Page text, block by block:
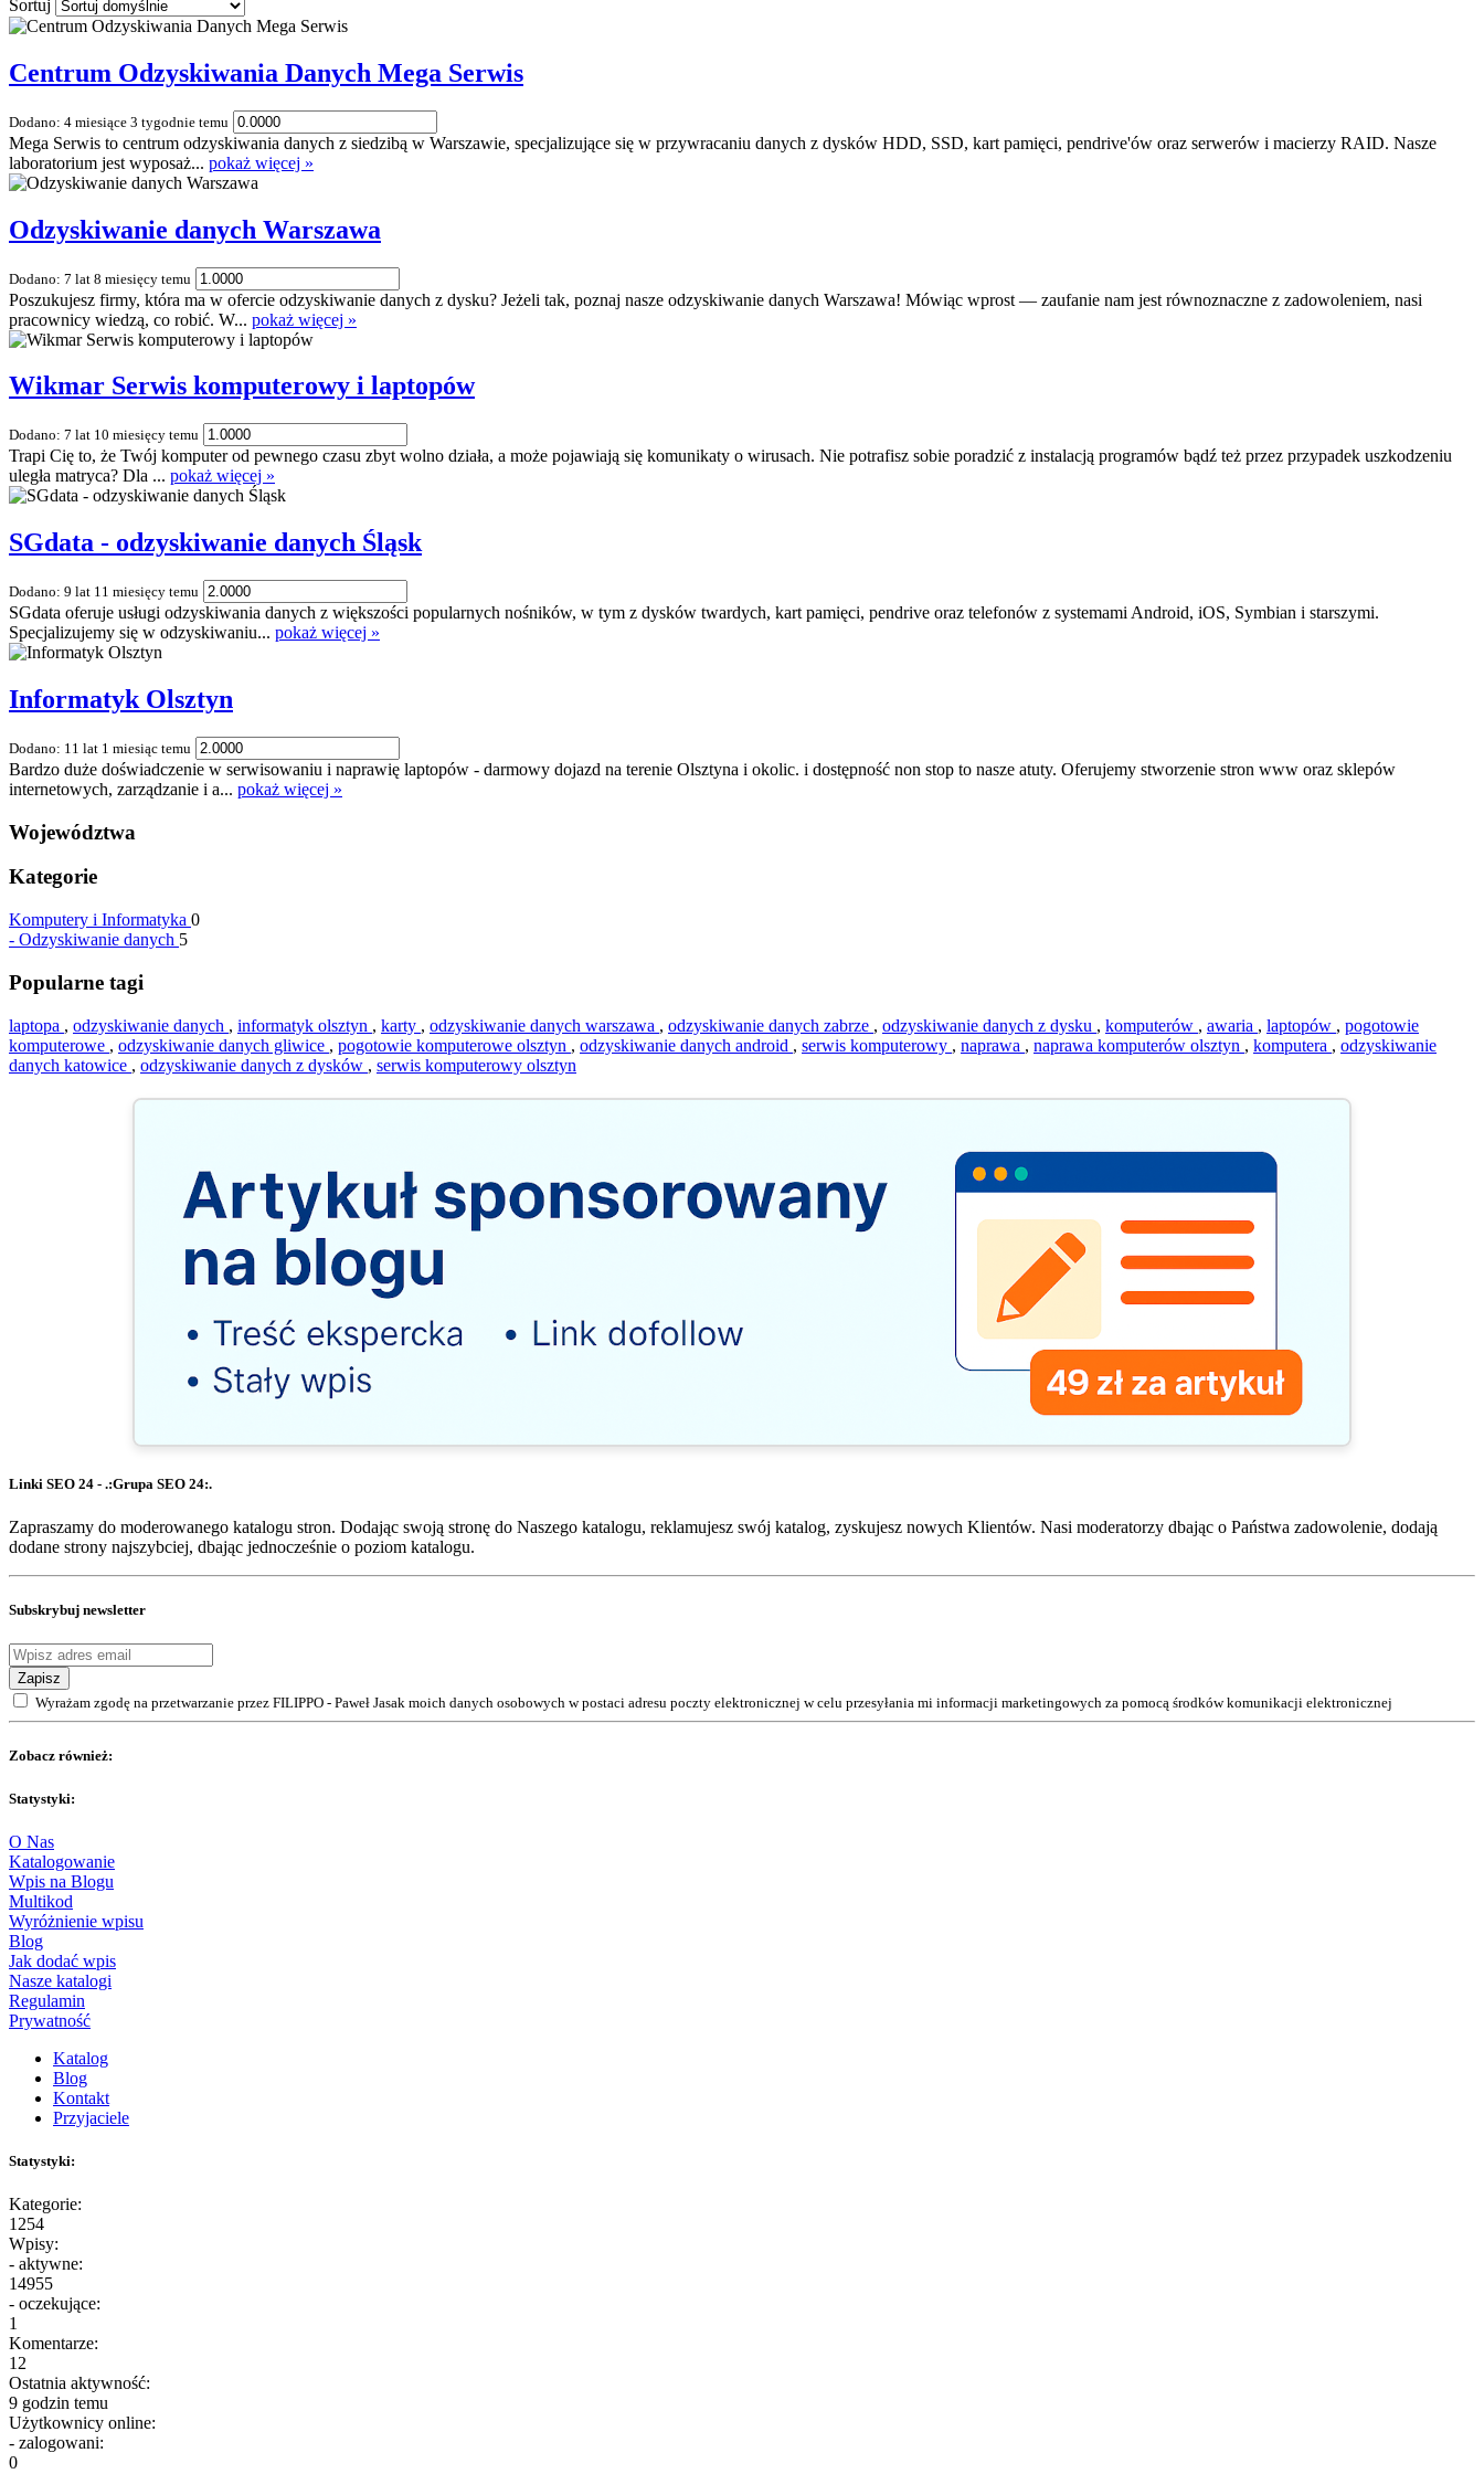
Sortuj
Centrum Odzyskiwania Danych Mega Serwis
Dodano: 4 miesiące 3 tygodnie temu
Mega Serwis to centrum odzyskiwania danych z siedzibą w Warszawie, specjalizujące się w przywracaniu danych z dysków HDD, SSD, kart pamięci, pendrive'ów oraz serwerów i macierzy RAID. Nasze
laboratorium jest wyposaż... pokaż więcej »
Odzyskiwanie danych Warszawa
Dodano: 7 lat 8 miesięcy temu
Poszukujesz firmy, która ma w ofercie odzyskiwanie danych z dysku? Jeżeli tak, poznaj nasze odzyskiwanie danych Warszawa! Mówiąc wprost — zaufanie nam jest równoznaczne z zadowoleniem, nasi
pracownicy wiedzą, co robić. W... pokaż więcej »
Wikmar Serwis komputerowy i laptopów
Dodano: 7 lat 10 miesięcy temu
Trapi Cię to, że Twój komputer od pewnego czasu zbyt wolno działa, a może pojawiają się komunikaty o wirusach. Nie potrafisz sobie poradzić z instalacją programów bądź też przez przypadek uszkodzeniu
uległa matryca? Dla ... pokaż więcej »
SGdata - odzyskiwanie danych Śląsk
Dodano: 9 lat 11 miesięcy temu
SGdata oferuje usługi odzyskiwania danych z większości popularnych nośników, w tym z dysków twardych, kart pamięci, pendrive oraz telefonów z systemami Android, iOS, Symbian i starszymi.
Specjalizujemy się w odzyskiwaniu... pokaż więcej »
Informatyk Olsztyn
Dodano: 11 lat 1 miesiąc temu
Bardzo duże doświadczenie w serwisowaniu i naprawię laptopów - darmowy dojazd na terenie Olsztyna i okolic. i dostępność non stop to nasze atuty. Oferujemy stworzenie stron www oraz sklepów
internetowych, zarządzanie i a... pokaż więcej »
Województwa
Kategorie
Komputery i Informatyka 0
- Odzyskiwanie danych 5
Popularne tagi
laptopa , odzyskiwanie danych , informatyk olsztyn , karty , odzyskiwanie danych warszawa , odzyskiwanie danych zabrze , odzyskiwanie danych z dysku , komputerów , awaria , laptopów , pogotowie
komputerowe , odzyskiwanie danych gliwice , pogotowie komputerowe olsztyn , odzyskiwanie danych android , serwis komputerowy , naprawa , naprawa komputerów olsztyn , komputera , odzyskiwanie
danych katowice , odzyskiwanie danych z dysków , serwis komputerowy olsztyn
Linki SEO 24 - .:Grupa SEO 24:.
Zapraszamy do moderowanego katalogu stron. Dodając swoją stronę do Naszego katalogu, reklamujesz swój katalog, zyskujesz nowych Klientów. Nasi moderatorzy dbając o Państwa zadowolenie, dodają
dodane strony najszybciej, dbając jednocześnie o poziom katalogu.
Subskrybuj newsletter
Zapisz
Wyrażam zgodę na przetwarzanie przez FILIPPO - Paweł Jasak moich danych osobowych w postaci adresu poczty elektronicznej w celu przesyłania mi informacji marketingowych za pomocą środków komunikacji elektronicznej
Zobacz również:
Statystyki:
O Nas
Katalogowanie
Wpis na Blogu
Multikod
Wyróżnienie wpisu
Blog
Jak dodać wpis
Nasze katalogi
Regulamin
Prywatność
Katalog
Blog
Kontakt
Przyjaciele
Statystyki:
Kategorie:
1254
Wpisy:
- aktywne:
14955
- oczekujące:
1
Komentarze:
12
Ostatnia aktywność:
9 godzin temu
Użytkownicy online:
- zalogowani:
0